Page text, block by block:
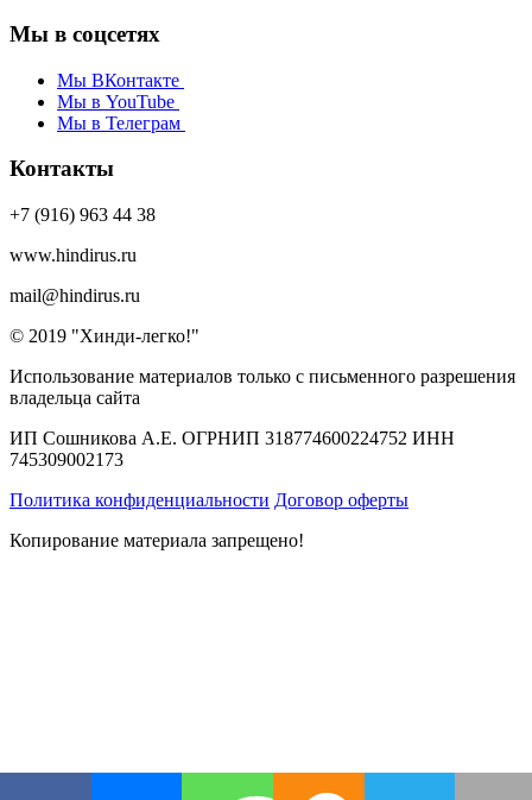
Мы в соцсетях
Мы ВКонтакте
Мы в YouTube
Мы в Телеграм
Контакты
+7 (916) 963 44 38
www.hindirus.ru
mail@hindirus.ru
© 2019 "Хинди-легко!"
Использование материалов только с письменного разрешения
владельца сайта
ИП Сошникова А.Е. ОГРНИП 318774600224752 ИНН
745309002173
Политика конфиденциальности Договор оферты
Копирование материала запрещено!